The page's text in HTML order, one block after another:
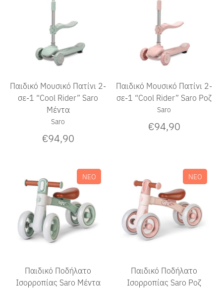
Παιδικό Μουσικό Πατίνι 2-
σε-1 “Cool Rider” Saro
Μέντα
Saro
€94,90
Παιδικό Μουσικό Πατίνι 2-
σε-1 “Cool Rider” Saro Ροζ
Saro
€94,90
Παιδικό Ποδήλατο
Ισορροπίας Saro Μέντα
ΝΕΟ
Παιδικό Ποδήλατο
Ισορροπίας Saro Ροζ
ΝΕΟ